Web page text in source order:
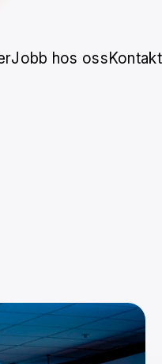
Jobb hos ossKontakt